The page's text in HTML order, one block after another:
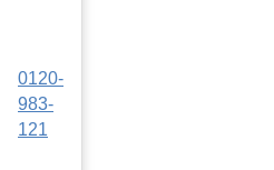
0120-
983-
121